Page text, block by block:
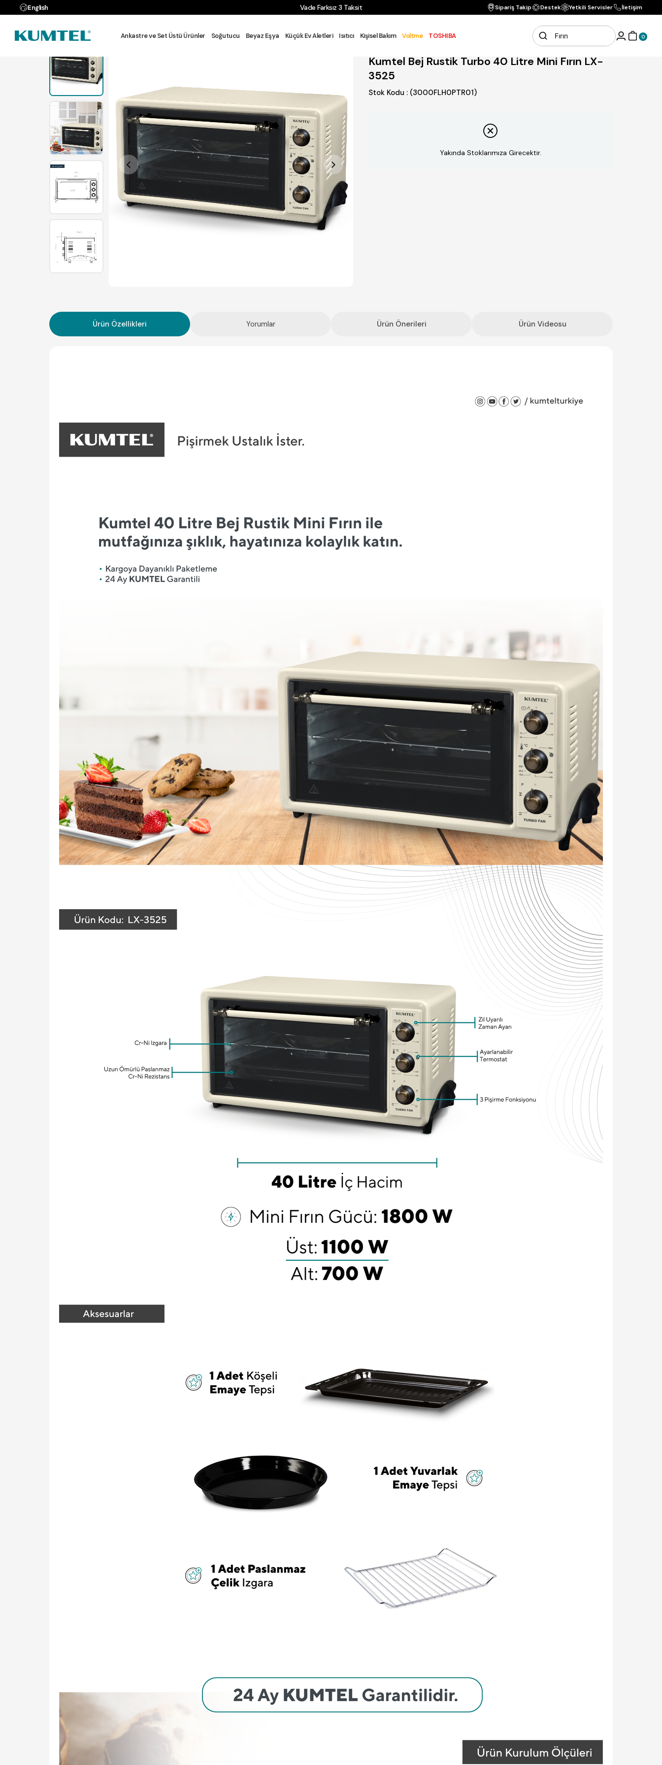
English
Farksız 3 Taksit Yeni Üyelere 200 TL İndirim Ücretsiz
Sipariş Takip Destek Yetkili Servisler İletişim
Ankastre ve Set Üstü Ürünler Soğutucu Beyaz Eşya Küçük Ev Aletleri Isıtıcı Kişisel Bakım Voltme TOSHIBA 0
Anasayfa
Kumtel Bej Rustik Turbo 40 Litre Mini Fırın LX-
3525
Stok Kodu (3000FLH0PTR01)
Yakında Stoklarımıza Girecektir.
Ürün Özellikleri Yorumlar Ürün Önerileri Ürün Videosu